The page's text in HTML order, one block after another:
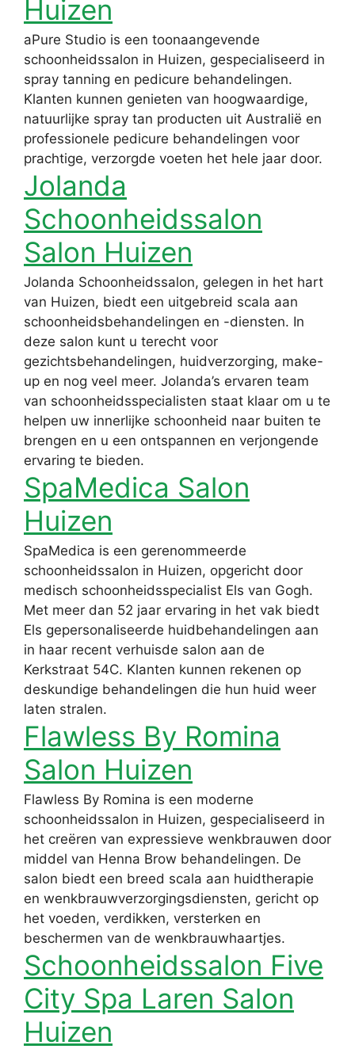
Huizen
aPure Studio is een toonaangevende
schoonheidssalon in Huizen, gespecialiseerd in
spray tanning en pedicure behandelingen.
Klanten kunnen genieten van hoogwaardige,
natuurlijke spray tan producten uit Australië en
professionele pedicure behandelingen voor
prachtige, verzorgde voeten het hele jaar door.
Jolanda
Schoonheidssalon
Salon Huizen
Jolanda Schoonheidssalon, gelegen in het hart
van Huizen, biedt een uitgebreid scala aan
schoonheidsbehandelingen en -diensten. In
deze salon kunt u terecht voor
gezichtsbehandelingen, huidverzorging, make-
up en nog veel meer. Jolanda’s ervaren team
van schoonheidsspecialisten staat klaar om u te
helpen uw innerlijke schoonheid naar buiten te
brengen en u een ontspannen en verjongende
ervaring te bieden.
SpaMedica Salon
Huizen
SpaMedica is een gerenommeerde
schoonheidssalon in Huizen, opgericht door
medisch schoonheidsspecialist Els van Gogh.
Met meer dan 52 jaar ervaring in het vak biedt
Els gepersonaliseerde huidbehandelingen aan
in haar recent verhuisde salon aan de
Kerkstraat 54C. Klanten kunnen rekenen op
deskundige behandelingen die hun huid weer
laten stralen.
Flawless By Romina
Salon Huizen
Flawless By Romina is een moderne
schoonheidssalon in Huizen, gespecialiseerd in
het creëren van expressieve wenkbrauwen door
middel van Henna Brow behandelingen. De
salon biedt een breed scala aan huidtherapie
en wenkbrauwverzorgingsdiensten, gericht op
het voeden, verdikken, versterken en
beschermen van de wenkbrauwhaartjes.
Schoonheidssalon Five
City Spa Laren Salon
Huizen